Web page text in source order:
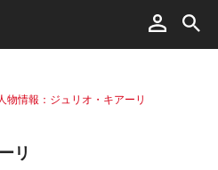
物情報：ジュリオ・キアーリ
リ